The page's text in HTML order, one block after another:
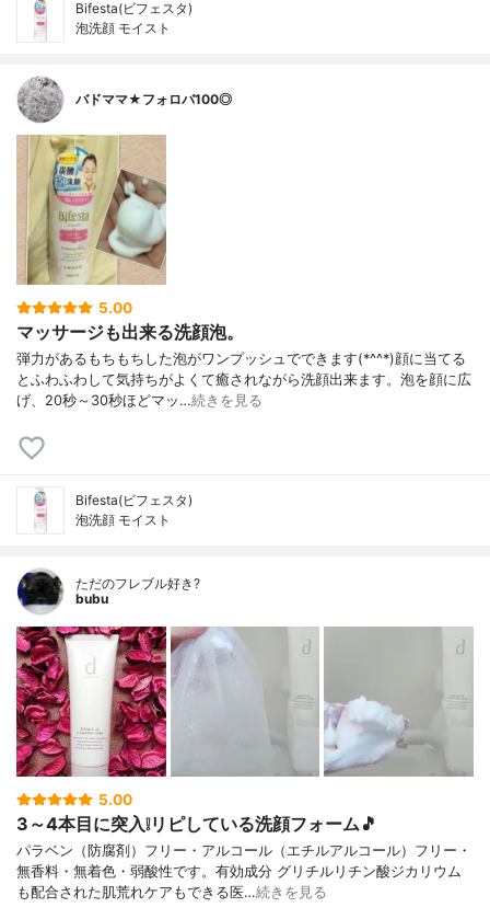
Bifesta(ビフェスタ)
泡洗顔 モイスト
バドママ★フォロバ100◎
5.00
マッサージも出来る洗顔泡。
弾力があるもちもちした泡がワンプッシュでできます(*^^*)顔に当てる
とふわふわして気持ちがよくて癒されながら洗顔出来ます。泡を顔に広
げ、20秒～30秒ほどマッ…続きを見る
Bifesta(ビフェスタ)
泡洗顔 モイスト
ただのフレブル好き?
bubu
5.00
3～4本目に突入❕リピしている洗顔フォーム🎵
パラベン（防腐剤）フリー・アルコール（エチルアルコール）フリー・
無香料・無着色・弱酸性です。有効成分 グリチルリチン酸ジカリウム
も配合された肌荒れケアもできる医…続きを見る